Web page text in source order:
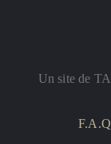
Un site de
F.A.Q